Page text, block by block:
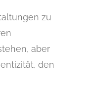
zu
aber
den